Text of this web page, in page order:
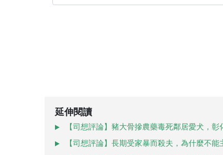
延伸閱讀
【司想評論】豬大骨摻農藥毒死鄰居愛犬，彰
【司想評論】長期受家暴而殺夫，為什麼不能